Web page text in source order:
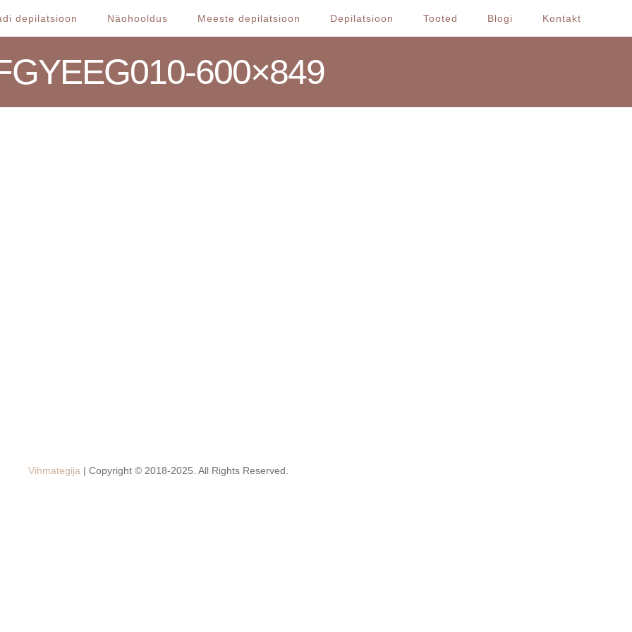
depilatsioon Näohooldus Meeste depilatsioon Depilatsioon Tooted Blogi Kontakt
600×849
Vihmategija | Copyright © 2018-2025. All Rights Reserved.